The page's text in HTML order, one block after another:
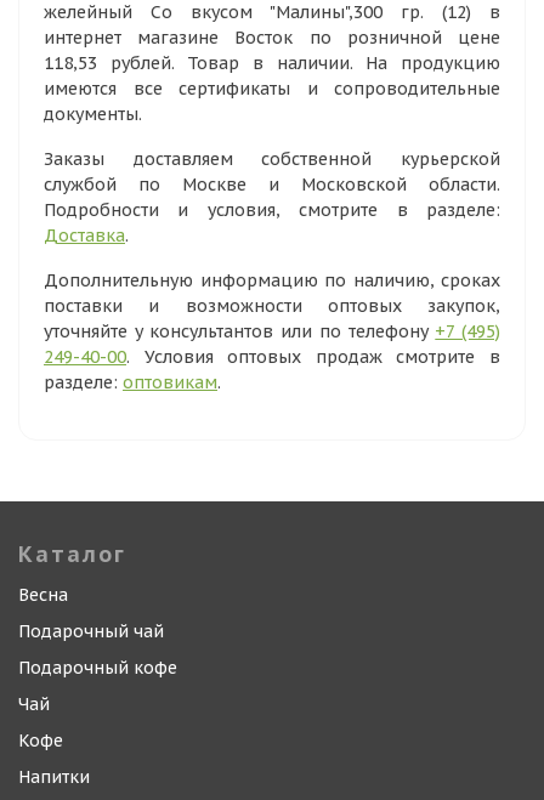
желейный Со вкусом "Малины",300 гр. (12) в
интернет магазине Восток по розничной цене
118,53 рублей. Товар в наличии. На продукцию
имеются все сертификаты и сопроводительные
документы.
Заказы доставляем собственной курьерской
службой по Москве и Московской области.
Подробности и условия, смотрите в разделе:
Доставка.
Дополнительную информацию по наличию, сроках
поставки и возможности оптовых закупок,
уточняйте у консультантов или по телефону +7 (495)
249-40-00. Условия оптовых продаж смотрите в
разделе: оптовикам.
Каталог
Весна
Подарочный чай
Подарочный кофе
Чай
Кофе
Напитки